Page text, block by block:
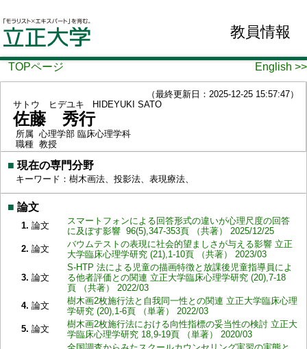
教員情報
TOPページ English >>
（最終更新日：2025-12-25 15:57:47）
サトウ ヒデユキ
HIDEYUKI SATO
佐藤 秀行
所属 心理学部 臨床心理学科
職種 教授
■ 現在の専門分野
キーワード：樹木画法、投影法、表現療法、
■ 論文
1. 論文
スマートフォンによる回答形式の違いが心理尺度の回答
に及ぼす影響 96(5),347-353頁 （共著） 2025/12/25
2. 論文
バウムテストの表現に社会的望ましさが与える影響 立正
大学臨床心理学研究 (21),1-10頁 （共著） 2023/03
3. 論文
S-HTP 法による児童の描画特徴と放課後児童指導員によ
る他者評価との関連 立正大学臨床心理学研究 (20),7-18
頁 （共著） 2022/03
4. 論文
樹木画2枚施行法と自我同一性との関連 立正大学臨床心理
学研究 (20),1-6頁 （単著） 2022/03
5. 論文
樹木画2枚施行法における向性指標の妥当性の検討 立正大
学臨床心理学研究 18,9-19頁 （単著） 2020/03